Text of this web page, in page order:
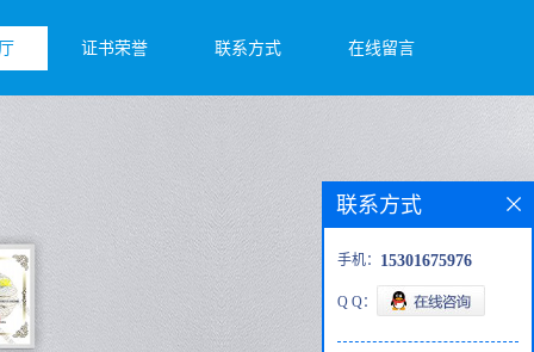
证书荣誉 联系方式 在线留言
联系方式
手机： 15301675976
Q Q：